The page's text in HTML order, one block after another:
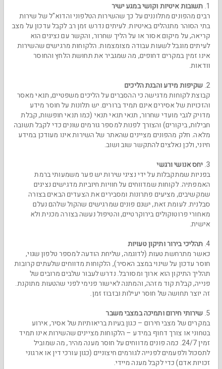
1. תשובות איטיות וקושי במגע ישיר
רבים מהפונים מתלוננים על כך שהשירות הטלפוני והדוא"ל של שירות
בתי הסוהר מתנהלים באיטיות. לעיתים נדרש זמן רב לקבל עדכון על מצב
קריאה, על מיקום אסור או על הליך שחרור, והקשר עם נציגים הוא
לעיתים מוגבל לשעות עבודה מצומצמות. הלקוחות מרגישים שהשירות
אינו זמין במקרים דחופים, מה שמגביר את תחושת הלחץ והחוסר
וודאות.
2. שקיפות מידע והבנת הליכים
קבוצת לקוחות מדגישה כי ההסברים על הליכים משפטיים, תנאי מאסר
והזכויות של אסירים אינם תמיד ברורים. יש תלונות על חוסר מידע
מדויק לגבי מועדי שחרור, תנאי תנאי תנאי (כמו תנאי חופשות, קבלת
חבילות, ביקורים) והצורך לפנות למספר גורמים שונים כדי לקבל תשובה
מלאה. חלק מהפונים מציינים שהאתר של השירות אינו מעודכן במידע
חיוני, ולכן נאלצים להתקשר שוב ושוב.
3. יחס אנושי ורגשי
בפניות שמתקבלות על ידי נציגי שירות יש פער משמעותי ברמת
האמפתיה. לקוחות שמדווחים על חוויות חיוביות מדגישים נציגים
שמקשיבים, מציעים פתרונות ומסבירים את הצעדים הבאים בצורה
סבלנית. לעומת זאת, ישנם פונים שמרגישים שהקול שלהם נעלם
מאחורי פרוטוקולים בירוקרטיים, והטיפול נעשה בצורה מכנית ולא
אישית.
4. תהליכי בירור ותיקון טעויות
כאשר מתרחשת טעות (לדוגמה, שליחת הודעה למספר טלפון שגוי,
חוסר עדכון על שינוי במצב האסיר), הלקוחות מדווחים שלעתים קרובות
תהליך התיקון הוא ארוך ומסורבל. נדרש לעבור שלבים מרובים של
פנייה, קבלת קוד מזהה, והמתנה לאישור פנימי לפני שהטעות מתוקנת.
זה יוצר תחושה של חוסר יעילות ובזבוז זמן.
5. שירותי חירום ותמיכה במצבי משבר
במקרים של מצבי חירום – כגון בעיות בריאותיות של אסיר, אירוע
בטחוני או צורך דחוף במידע – הלקוחות מציינים שהשירות אינו תמיד
זמין 24/7. כמה פונים מדווחים על חוסר מענה מהיר, מה שמוביל
לתסכול ולפעמים לפנייה לגורמים חיצוניים (כגון עורכי דין או ארגוני
זכויות אדם) כדי לקבל מענה מיידי.